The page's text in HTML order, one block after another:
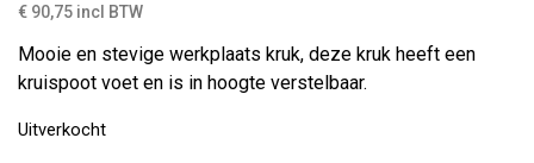
€ 90,75 incl BTW
Mooie en stevige werkplaats kruk, deze kruk heeft een
kruispoot voet en is in hoogte verstelbaar.
Uitverkocht